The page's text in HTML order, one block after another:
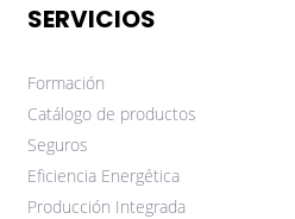
SERVICIOS
Formación
Catálogo de productos
Seguros
Eficiencia Energética
Producción Integrada